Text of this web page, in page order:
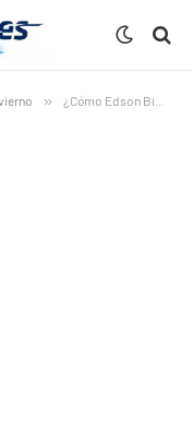
» ¿Cómo Edson Bindilatti puso a Brasil en la élite del bobsleigh?